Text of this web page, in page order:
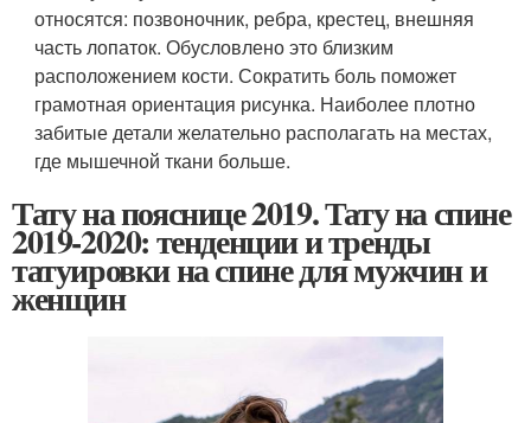
относятся: позвоночник, ребра, крестец, внешняя
часть лопаток. Обусловлено это близким
расположением кости. Сократить боль поможет
грамотная ориентация рисунка. Наиболее плотно
забитые детали желательно располагать на местах,
где мышечной ткани больше.
Тату на пояснице 2019. Тату на спине
2019-2020: тенденции и тренды
татуировки на спине для мужчин и
женщин